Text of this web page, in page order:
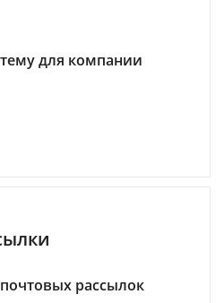
для компании
рассылок